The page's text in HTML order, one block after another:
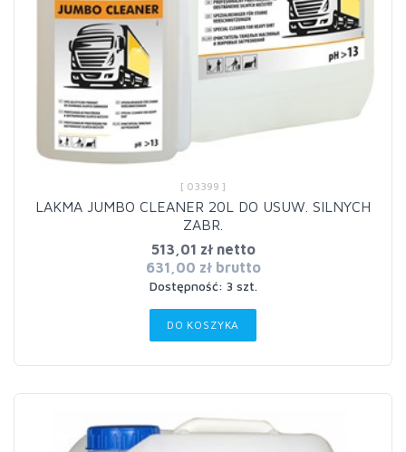
[ 03399 ]
LAKMA JUMBO CLEANER 20L DO USUW. SILNYCH
ZABR.
513,01 zł netto
631,00 zł brutto
Dostępność: 3 szt.
DO KOSZYKA